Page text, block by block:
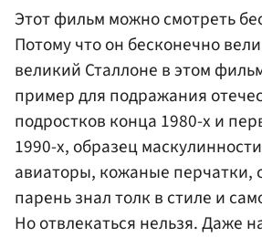
Этот фильм можно смотреть
Потому что он бесконечно
великий Сталлоне в этом
пример для подражания
подростков конца 1980-х и
1990-х, образец
авиаторы, кожаные перчатки,
парень знал толк в стиле и
Но отвлекаться нельзя. Даже